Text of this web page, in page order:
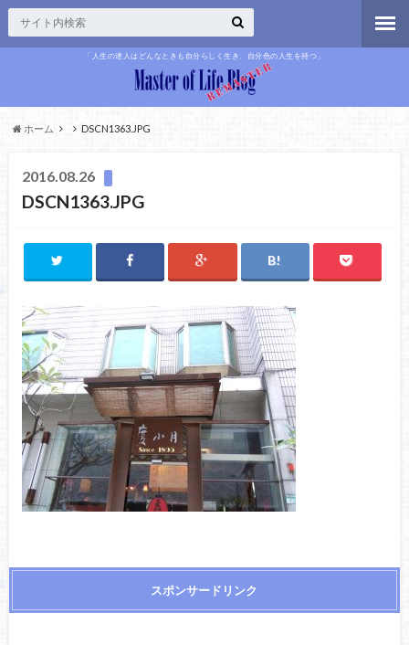
「人生の達人はどんなときも自分らしく生き、自分色の人生を持つ」
ホーム DSCN1363.JPG
2016.08.26
DSCN1363.JPG
スポンサードリンク